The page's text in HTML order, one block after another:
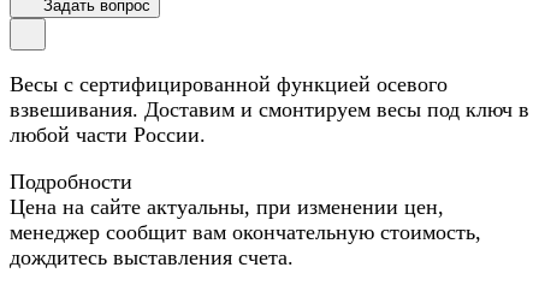
Задать вопрос
Весы с сертифицированной функцией осевого
взвешивания. Доставим и смонтируем весы под ключ в
любой части России.
Подробности
Цена на сайте актуальны, при изменении цен,
менеджер сообщит вам окончательную стоимость,
дождитесь выставления счета.